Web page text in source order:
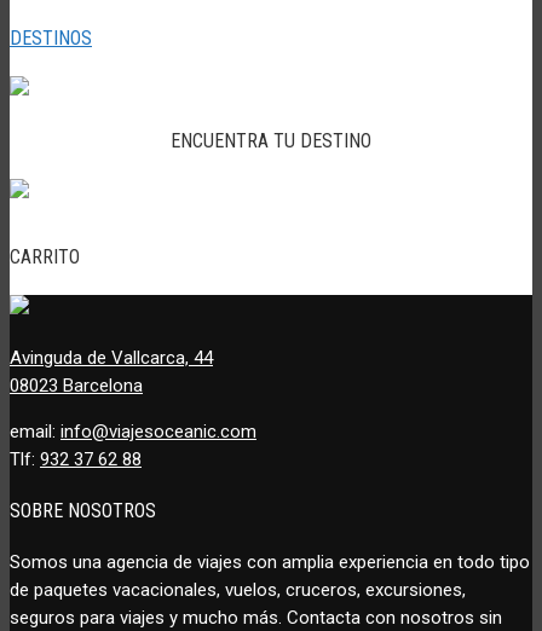
navigation
DESTINOS
ENCUENTRA TU DESTINO
CARRITO
Avinguda de Vallcarca, 44
08023 Barcelona
email: info@viajesoceanic.com
Tlf: 932 37 62 88
SOBRE NOSOTROS
Somos una agencia de viajes con amplia experiencia en todo tipo
de paquetes vacacionales, vuelos, cruceros, excursiones,
seguros para viajes y mucho más. Contacta con nosotros sin